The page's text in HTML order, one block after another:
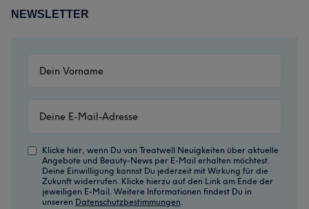
NEWSLETTER
Klicke hier, wenn Du von Treatwell Neuigkeiten über aktuelle
Angebote und Beauty-News per E-Mail erhalten möchtest.
Deine Einwilligung kannst Du jederzeit mit Wirkung für die
Zukunft widerrufen. Klicke hierzu auf den Link am Ende der
jeweiligen E-Mail. Weitere Informationen findest Du in
unseren Datenschutzbestimmungen.